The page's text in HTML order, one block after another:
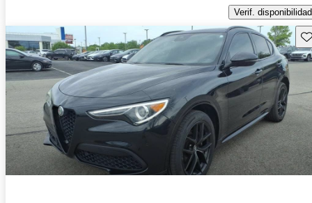
Verif. disponibilidad